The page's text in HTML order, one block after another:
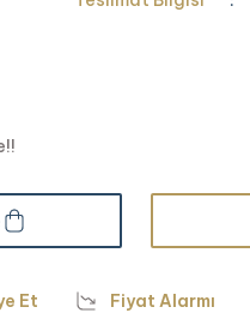
Et Fiyat Alarmı